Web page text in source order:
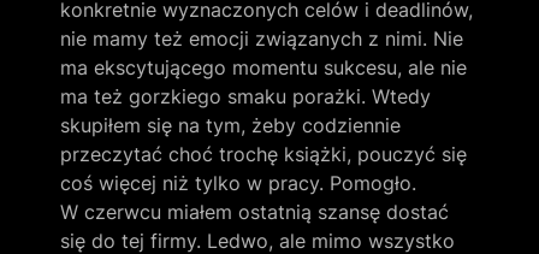
konkretnie wyznaczonych celów i deadlinów,
nie mamy też emocji związanych z nimi. Nie
ma ekscytującego momentu sukcesu, ale nie
ma też gorzkiego smaku porażki. Wtedy
skupiłem się na tym, żeby codziennie
przeczytać choć trochę książki, pouczyć się
coś więcej niż tylko w pracy. Pomogło.
W czerwcu miałem ostatnią szansę dostać
się do tej firmy. Ledwo, ale mimo wszystko